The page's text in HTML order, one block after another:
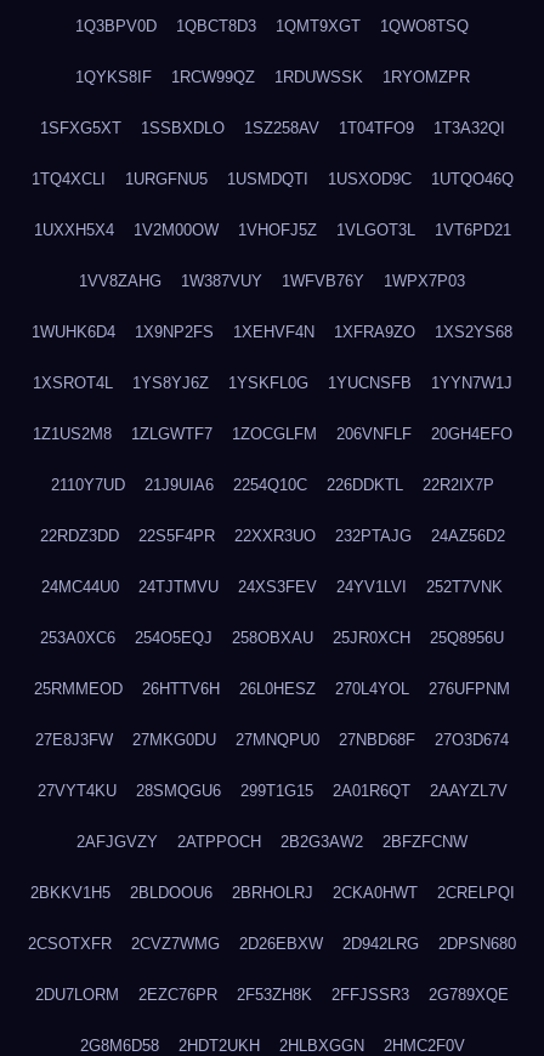
1Q3BPV0D 1QBCT8D3 1QMT9XGT 1QWO8TSQ
1QYKS8IF 1RCW99QZ 1RDUWSSK 1RYOMZPR
1SFXG5XT 1SSBXDLO 1SZ258AV 1T04TFO9 1T3A32QI
1TQ4XCLI 1URGFNU5 1USMDQTI 1USXOD9C 1UTQO46Q
1UXXH5X4 1V2M00OW 1VHOFJ5Z 1VLGOT3L 1VT6PD21
1VV8ZAHG 1W387VUY 1WFVB76Y 1WPX7P03
1WUHK6D4 1X9NP2FS 1XEHVF4N 1XFRA9ZO 1XS2YS68
1XSROT4L 1YS8YJ6Z 1YSKFL0G 1YUCNSFB 1YYN7W1J
1Z1US2M8 1ZLGWTF7 1ZOCGLFM 206VNFLF 20GH4EFO
2110Y7UD 21J9UIA6 2254Q10C 226DDKTL 22R2IX7P
22RDZ3DD 22S5F4PR 22XXR3UO 232PTAJG 24AZ56D2
24MC44U0 24TJTMVU 24XS3FEV 24YV1LVI 252T7VNK
253A0XC6 254O5EQJ 258OBXAU 25JR0XCH 25Q8956U
25RMMEOD 26HTTV6H 26L0HESZ 270L4YOL 276UFPNM
27E8J3FW 27MKG0DU 27MNQPU0 27NBD68F 27O3D674
27VYT4KU 28SMQGU6 299T1G15 2A01R6QT 2AAYZL7V
2AFJGVZY 2ATPPOCH 2B2G3AW2 2BFZFCNW
2BKKV1H5 2BLDOOU6 2BRHOLRJ 2CKA0HWT 2CRELPQI
2CSOTXFR 2CVZ7WMG 2D26EBXW 2D942LRG 2DPSN680
2DU7LORM 2EZC76PR 2F53ZH8K 2FFJSSR3 2G789XQE
2G8M6D58 2HDT2UKH 2HLBXGGN 2HMC2F0V